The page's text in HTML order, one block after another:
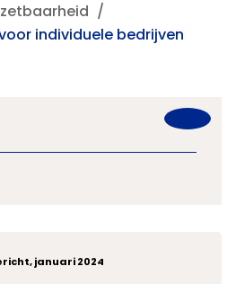
individuele bedrijven
januari 2024